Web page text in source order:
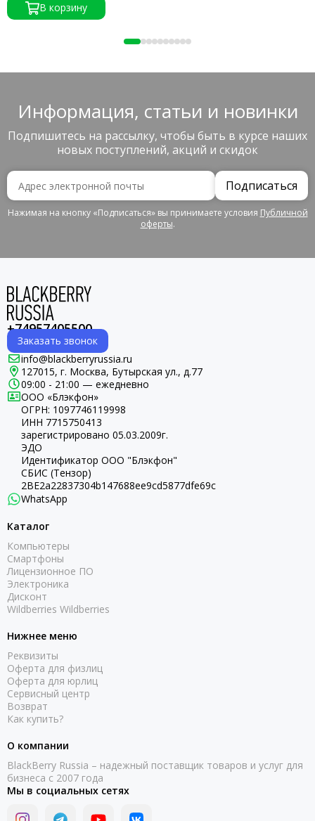
В корзину
Информация, статьи и новинки
Подпишитесь на рассылку, чтобы быть в курсе наших
новых поступлений, акций и скидок
Подписаться
Нажимая на кнопку «Подписаться» вы принимаете условия Публичной
оферты.
+74957405500
Заказать звонок
info@blackberryrussia.ru
127015, г. Москва, Бутырская ул., д.77
09:00 - 21:00 — ежедневно
ООО «Блэкфон»
ОГРН: 1097746119998
ИНН 7715750413
зарегистрировано 05.03.2009г.
ЭДО
Идентификатор ООО "Блэкфон"
СБИС (Тензор)
2BE2a22837304b147688ee9cd5877dfe69c
WhatsApp
Каталог
Компьютеры
Смартфоны
Лицензионное ПО
Электроника
Дисконт
Wildberries Wildberries
Нижнее меню
Реквизиты
Оферта для физлиц
Оферта для юрлиц
Сервисный центр
Возврат
Как купить?
О компании
BlackBerry Russia – надежный поставщик товаров и услуг для
бизнеса с 2007 года
Мы в социальных сетях